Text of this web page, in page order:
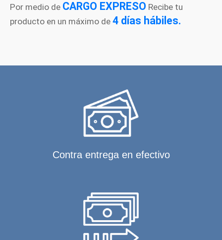
Por medio de CARGO EXPRESO Recibe tu
producto en un máximo de 4 días hábiles.
Contra entrega en efectivo